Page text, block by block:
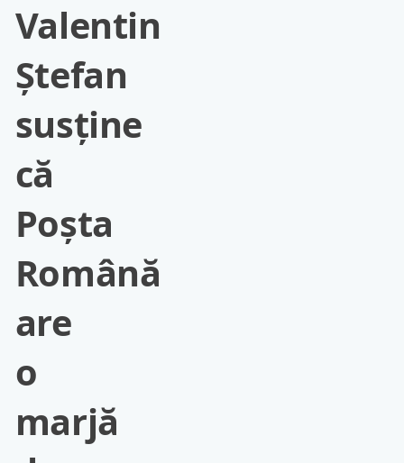
Valentin
Ștefan
susține
că
Poșta
Română
are
o
marjă